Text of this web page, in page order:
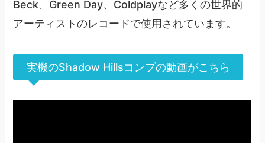
Beck、Green Day、Coldplayなど多くの世界的
アーティストのレコードで使用されています。
実機のShadow Hillsコンプの動画がこちら